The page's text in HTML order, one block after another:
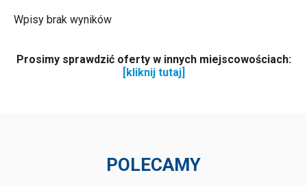
Wpisy brak wyników
Prosimy sprawdzić oferty w innych miejscowościach:
[kliknij tutaj]
POLECAMY